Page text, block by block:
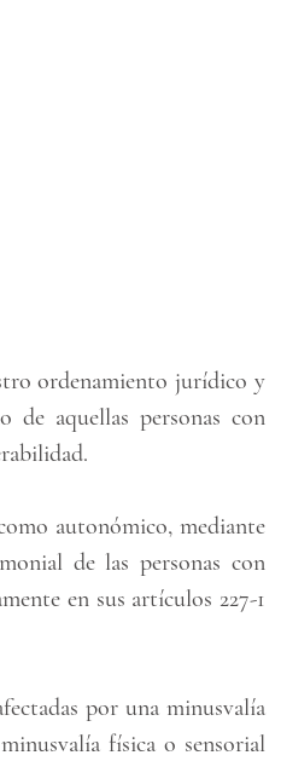
ordenamiento jurídico y
aquellas personas con
autonómico, mediante
de las personas con
en sus artículos 227-1
por una minusvalía
física o sensorial